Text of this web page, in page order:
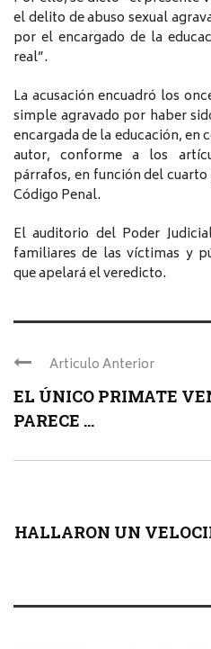
el delito de abuso sexual
por el encargado de la
real”.
La acusación encuadró los
simple agravado por haber
encargada de la educación, en
autor, conforme a los
párrafos, en función del
Código Penal.
El auditorio del Poder
familiares de las víctimas y
que apelará el veredicto.
Articulo Anterior
EL ÚNICO PRIMATE
PARECE ...
HALLARON UN